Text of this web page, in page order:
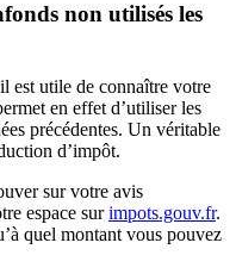
non utilisés les
est utile de connaître votre
en effet d’utiliser les
précédentes. Un véritable
d’impôt.
sur votre avis
espace surimpots.gouv.fr.
quel montant vous pouvez